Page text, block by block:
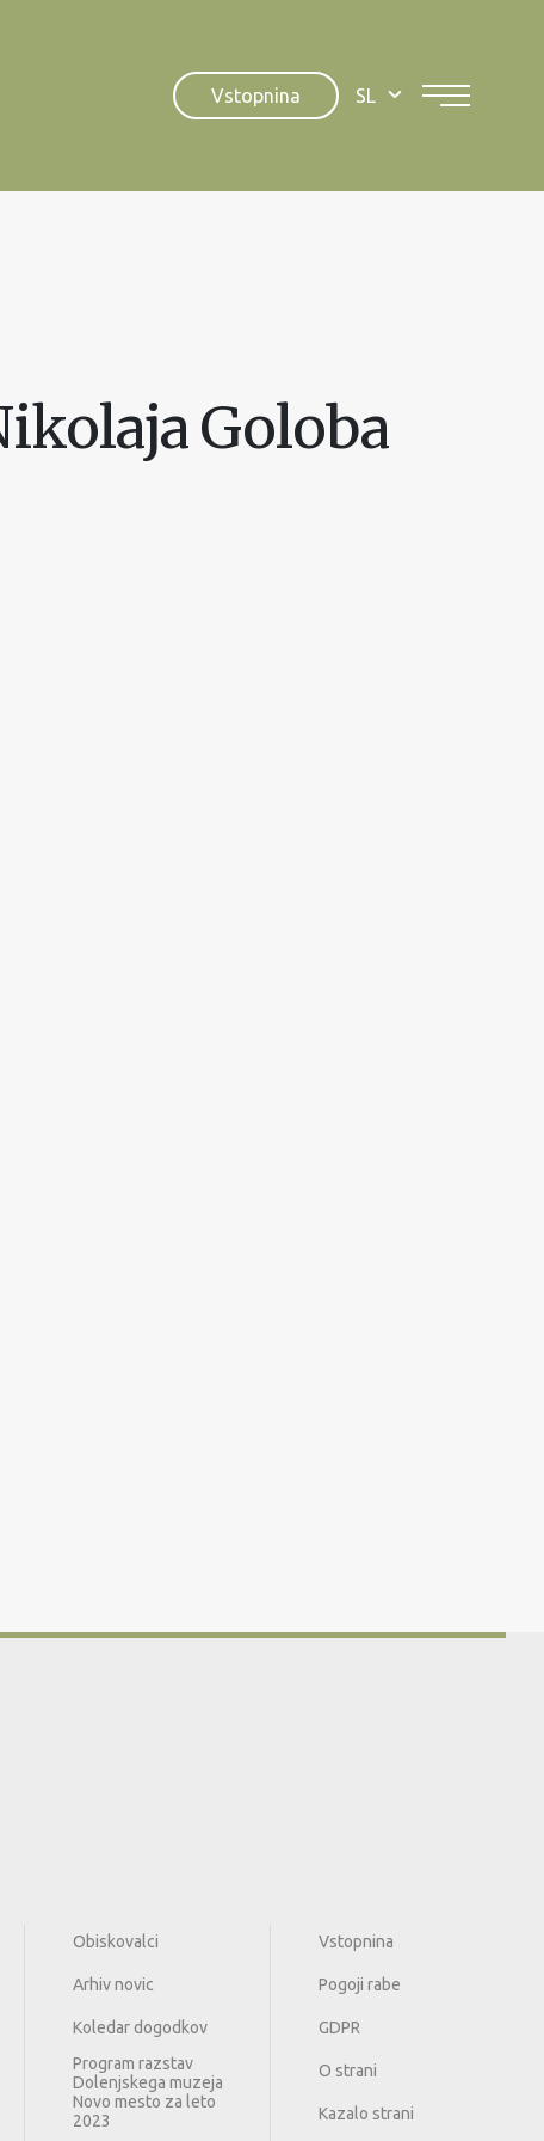
Vstopnina SL
Goloba
Obiskovalci
Arhiv novic
Koledar dogodkov
Program razstav
Dolenjskega muzeja
Novo mesto za leto
2023
Vstopnina
Pogoji rabe
GDPR
O strani
Kazalo strani